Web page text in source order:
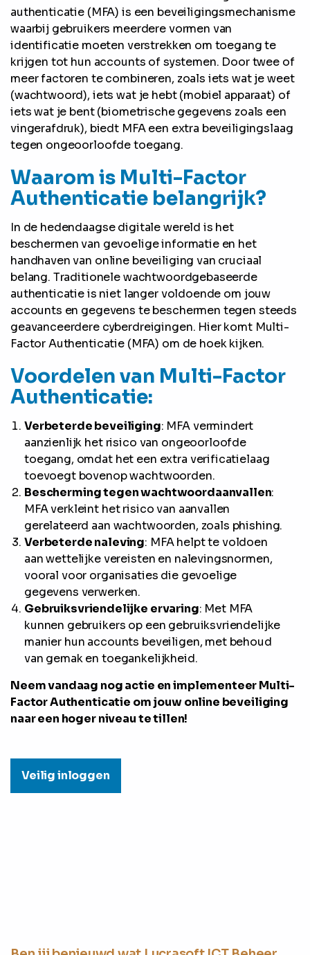
authenticatie (MFA) is een beveiligingsmechanisme
waarbij gebruikers meerdere vormen van
identificatie moeten verstrekken om toegang te
krijgen tot hun accounts of systemen. Door twee of
meer factoren te combineren, zoals iets wat je weet
(wachtwoord), iets wat je hebt (mobiel apparaat) of
iets wat je bent (biometrische gegevens zoals een
vingerafdruk), biedt MFA een extra beveiligingslaag
tegen ongeoorloofde toegang.
Waarom is Multi-Factor
Authenticatie belangrijk?
In de hedendaagse digitale wereld is het
beschermen van gevoelige informatie en het
handhaven van online beveiliging van cruciaal
belang. Traditionele wachtwoordgebaseerde
authenticatie is niet langer voldoende om jouw
accounts en gegevens te beschermen tegen steeds
geavanceerdere cyberdreigingen. Hier komt Multi-
Factor Authenticatie (MFA) om de hoek kijken.
Voordelen van Multi-Factor
Authenticatie:
Verbeterde beveiliging: MFA vermindert
aanzienlijk het risico van ongeoorloofde
toegang, omdat het een extra verificatielaag
toevoegt bovenop wachtwoorden.
Bescherming tegen wachtwoordaanvallen:
MFA verkleint het risico van aanvallen
gerelateerd aan wachtwoorden, zoals phishing.
Verbeterde naleving: MFA helpt te voldoen
aan wettelijke vereisten en nalevingsnormen,
vooral voor organisaties die gevoelige
gegevens verwerken.
Gebruiksvriendelijke ervaring: Met MFA
kunnen gebruikers op een gebruiksvriendelijke
manier hun accounts beveiligen, met behoud
van gemak en toegankelijkheid.
Neem vandaag nog actie en implementeer Multi-
Factor Authenticatie om jouw online beveiliging
naar een hoger niveau te tillen!
Veilig inloggen